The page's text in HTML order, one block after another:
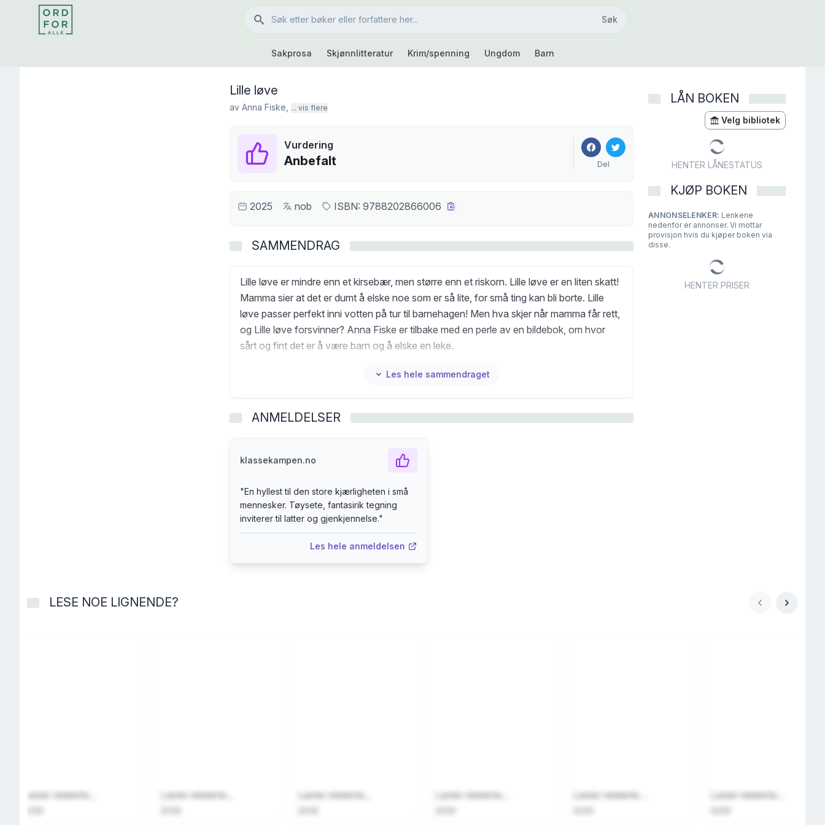
Søk
Søk
Sakprosa Skjønnlitteratur Krim/spenning Ungdom Barn
Lille løve
av Anna Fiske ... vis flere
Vurdering
Anbefalt Del
2025 nob ISBN: 9788202866006
SAMMENDRAG
Lille løve er mindre enn et kirsebær, men større enn et riskorn. Lille løve er en liten skatt!
Mamma sier at det er dumt å elske noe som er så lite, for små ting kan bli borte. Lille
løve passer perfekt inni votten på tur til barnehagen! Men hva skjer når mamma får rett,
og Lille løve forsvinner? Anna Fiske er tilbake med en perle av en bildebok, om hvor
sårt og fint det er å være barn og å elske en leke.
Les hele sammendraget
ANMELDELSER
klassekampen.no
"En hyllest til den store kjærligheten i små
mennesker. Tøysete, fantasirik tegning
inviterer til latter og gjenkjennelse."
Les hele anmeldelsen
LÅN BOKEN
Velg bibliotek
HENTER LÅNESTATUS
KJØP BOKEN
ANNONSELENKER: Lenkene
nedenfor er annonser. Vi mottar
provisjon hvis du kjøper boken via
disse.
HENTER PRISER
LESE NOE LIGNENDE?
Laster relaterte... Laster relaterte... Laster relaterte... Laster relaterte... Laster relaterte... Laster relaterte...